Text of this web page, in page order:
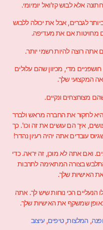
אלא לבוש קז’ואל יומיומי.
לגברים, אבל את יכולה ללבוש
מחויטות אם את מעדיפה.
רוצה להיות רשמי יותר.
מדי, מכיוון שהם עלולים
המקצועי שלך.
מצוחצחים ונקיים.
היא לחקור את החברה מראש ולברר
איך הם עושים את זה וכו'. כך
עובדים אתה יהיה רעיון נהדר!
ואם אתה לא מוכן, זה יראה. כדי
בצורה המתאימה לתרבות
האישיות שלך.
הנעליים הכי נוחות שיש לך. אתה
שמשקף את האישיות שלך.
, המלצות,טיפים,עיצוב